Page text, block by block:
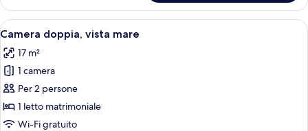
Superior
con
2
singoli
Apri
tutte
le
foto
per
Camera
doppia,
Un balcone con ringhiera bianca, un
5
Camera doppia, vista mare
17 m²
1 camera
Per 2 persone
1 letto matrimoniale
Wi-Fi gratuito